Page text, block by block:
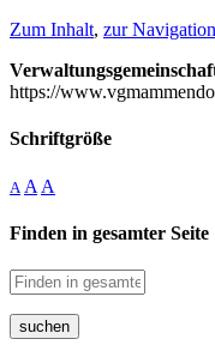
Zum Inhalt, zur Navigation
https://
Schriftgröße
A A A
Finden in gesamter Seite
suchen